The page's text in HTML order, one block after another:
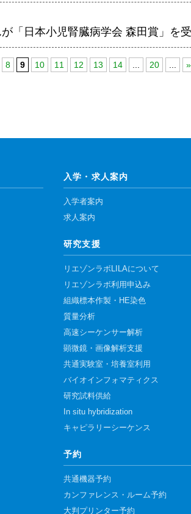
「日本小児腎臓病学会 森田賞」を
8 9 10 11 12 13 14 20 »
入学・求人案内
入学者案内
求人案内
研究支援
リエゾンラボLILAについて
リエゾンラボ利用申込み
組織標本作製・HE染色
質量分析
高速シーケンサー解析
顕微鏡・画像解析支援
共通実験室・培養室利用
バイオインフォマティクス
研究試料供給
In situ hybridization
キャピラリーシーケンス
予約
共通機器予約
カンファレンス・ルーム予約
大判プリンター予約